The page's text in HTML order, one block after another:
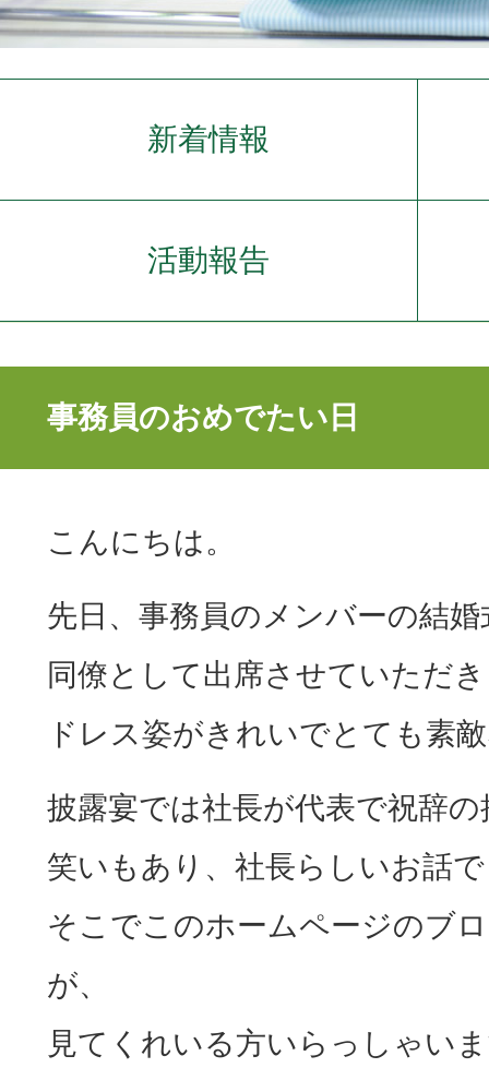
新着情報
活動報告
事務員のおめでたい日
こんにちは。
先日、事務員のメンバーの結
同僚として出席させていただ
ドレス姿がきれいでとても素
披露宴では社長が代表で祝辞
笑いもあり、社長らしいお話
そこでこのホームページのブ
が、
見てくれいる方いらっしゃい